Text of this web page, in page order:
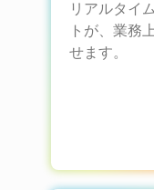
リアルタイ
トが、業務
せます。